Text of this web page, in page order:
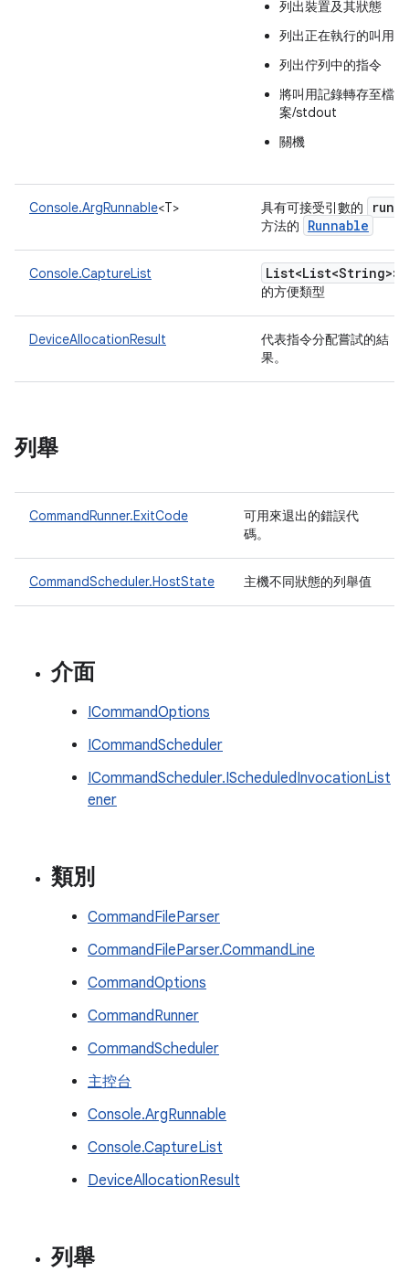
列出裝置及其狀態
列出正在執行的叫用
列出佇列中的指令
將叫用記錄轉存至檔
案/stdout
關機
Console.ArgRunnable<T> 具有可接受引數的 run
方法的 Runnable
Console.CaptureList List<List<String>>
的方便類型
DeviceAllocationResult
代表指令分配嘗試的結
果。
列舉
CommandRunner.ExitCode
可用來退出的錯誤代
碼。
CommandScheduler.HostState 主機不同狀態的列舉值
介面
ICommandOptions
ICommandScheduler
ICommandScheduler.IScheduledInvocationList
ener
類別
CommandFileParser
CommandFileParser.CommandLine
CommandOptions
CommandRunner
CommandScheduler
主控台
Console.ArgRunnable
Console.CaptureList
DeviceAllocationResult
列舉